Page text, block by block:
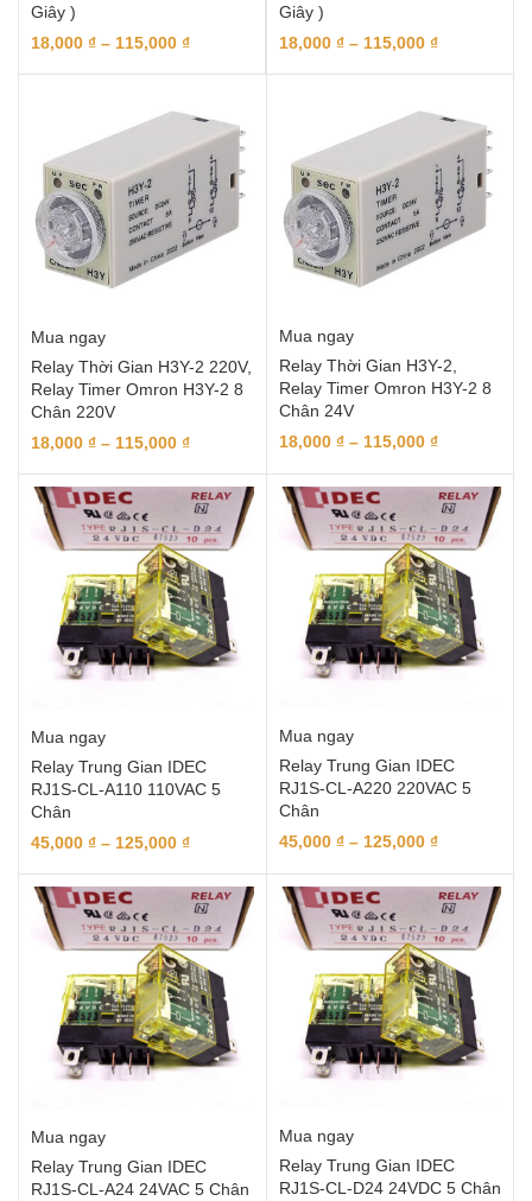
Giây )
18,000 ₫ – 115,000 ₫
Giây )
18,000 ₫ – 115,000 ₫
Mua ngay
Relay Thời Gian H3Y-2 220V,
Relay Timer Omron H3Y-2 8
Chân 220V
18,000 ₫ – 115,000 ₫
Mua ngay
Relay Thời Gian H3Y-2,
Relay Timer Omron H3Y-2 8
Chân 24V
18,000 ₫ – 115,000 ₫
Mua ngay
Relay Trung Gian IDEC
RJ1S-CL-A110 110VAC 5
Chân
45,000 ₫ – 125,000 ₫
Mua ngay
Relay Trung Gian IDEC
RJ1S-CL-A220 220VAC 5
Chân
45,000 ₫ – 125,000 ₫
Mua ngay
Relay Trung Gian IDEC
RJ1S-CL-A24 24VAC 5 Chân
Mua ngay
Relay Trung Gian IDEC
RJ1S-CL-D24 24VDC 5 Chân